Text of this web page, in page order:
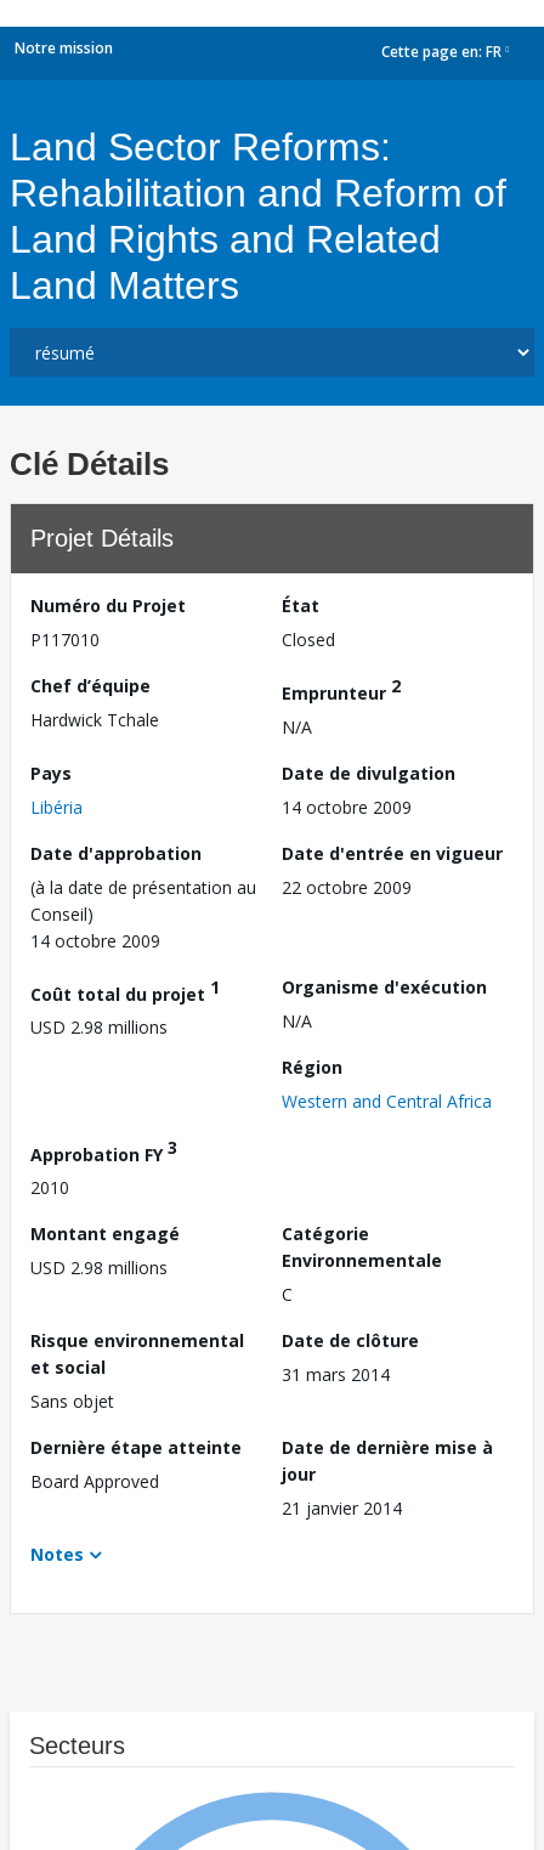
Notre mission Cette page en: FR
Land Sector Reforms:
Rehabilitation and Reform of
Land Rights and Related
Land Matters
Clé Détails
Projet Détails
Numéro du Projet
P117010
État
Closed
Chef d’équipe
Hardwick Tchale
Emprunteur 2
N/A
Pays
Libéria
Date de divulgation
14 octobre 2009
Date d'approbation
(à la date de présentation au
Conseil)
14 octobre 2009
Date d'entrée en vigueur
22 octobre 2009
Coût total du projet 1
USD 2.98 millions
Organisme d'exécution
N/A
Région
Western and Central Africa
Approbation FY3
2010
Montant engagé
USD 2.98 millions
Catégorie
Environnementale
C
Risque environnemental
et social
Sans objet
Date de clôture
31 mars 2014
Dernière étape atteinte
Board Approved
Date de dernière mise à
jour
21 janvier 2014
Notes
Secteurs